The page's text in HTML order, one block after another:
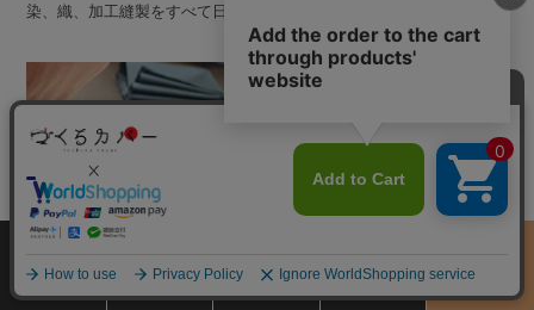
染、織、加工縫製をすべて日本国内で行っているカバー専門店です。
商品をさがす
サイズ
お買物ガイド カート